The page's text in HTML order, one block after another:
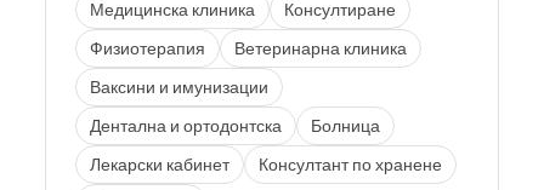
Медицинска клиника
Консултиране
Физиотерапия
Ветеринарна клиника
Ваксини и имунизации
Дентална и ортодонтска
Болница
Лекарски кабинет
Консултант по хранене